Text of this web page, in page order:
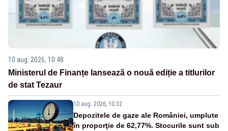
10 aug. 2026, 10:48
Ministerul de Finanțe lansează o nouă ediție a titlurilor
de stat Tezaur
10 aug. 2026, 10:32
Depozitele de gaze ale României, umplute
în proporţie de 62,77%. Stocurile sunt sub